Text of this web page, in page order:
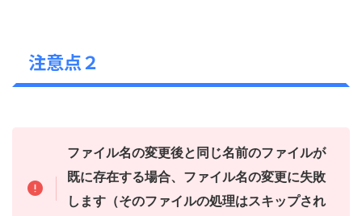
注意点２
ファイル名の変更後と同じ名前のファイルが
既に存在する場合、ファイル名の変更に失敗
します（そのファイルの処理はスキップされ